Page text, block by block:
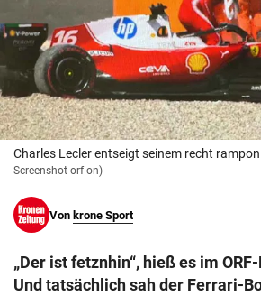
© Krone Multimedia GmbH & Co KG 2026
Muthgasse 2, 1190 Wien
Charles Lecler entseigt seinem recht
Screenshot orf on)
Von krone Sport
„Der ist fetznhin“, hieß es im
Und tatsächlich sah der Ferrari-